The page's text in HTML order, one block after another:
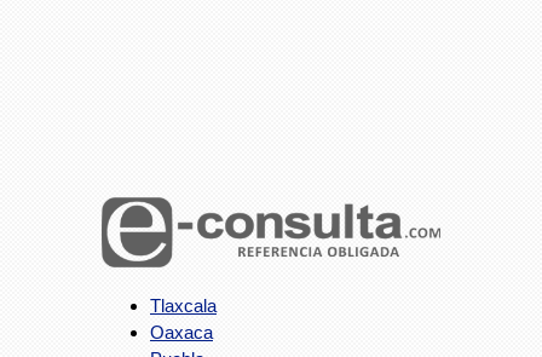
Tlaxcala
Oaxaca